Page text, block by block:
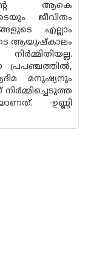
ആകെ
ജീവിതം
എല്ലാം
ആയുഷ്‌കാലം
മനുഷ്യനും
-ഉണ്ണി